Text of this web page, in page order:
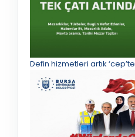
Defin hizmetleri artık ‘cep’te